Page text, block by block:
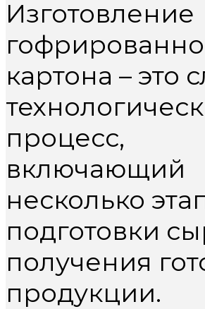
Изготовление
картона – это
процесс,
включающий
несколько
подготовки
получения
продукции.